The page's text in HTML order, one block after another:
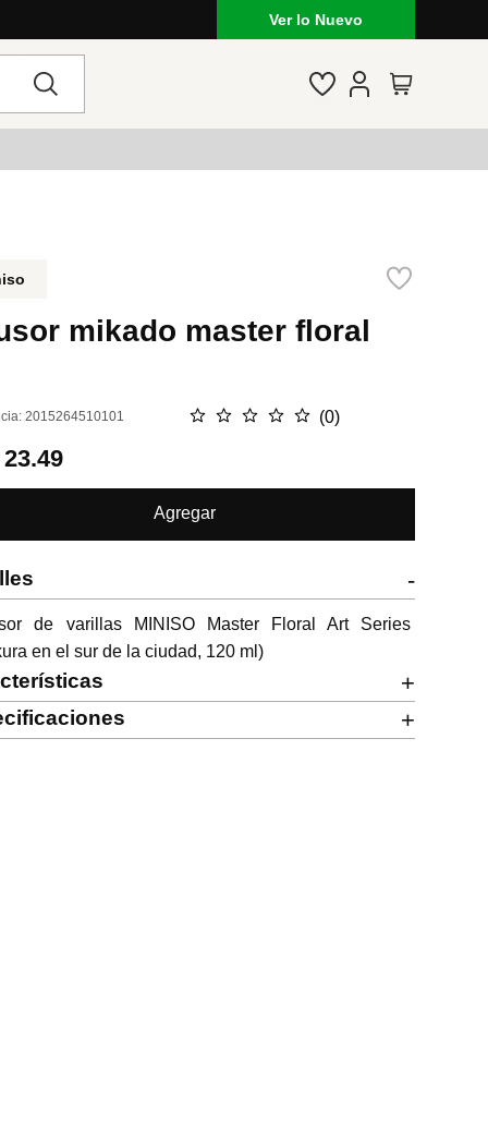
Ver lo Nuevo
mikado master floral
:2015264510101 ☆ ☆ ☆ ☆ ☆ (0)
23.49
Agregar
-
de varillas MINISO Master Floral Art Series
en el sur de la ciudad, 120 ml)
+
+